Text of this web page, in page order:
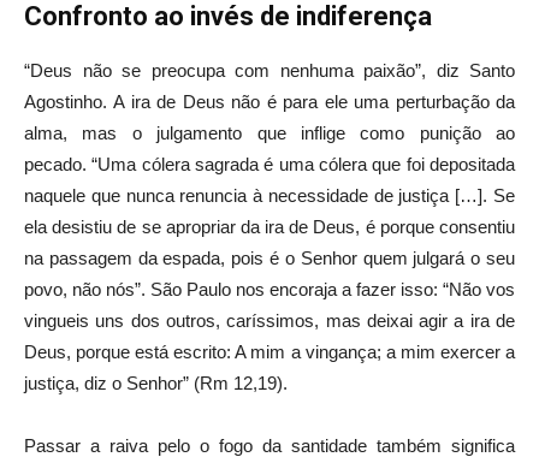
Confronto ao invés de indiferença
“Deus não se preocupa com nenhuma paixão”, diz Santo
Agostinho. A ira de Deus não é para ele uma perturbação da
alma, mas o julgamento que inflige como punição ao
pecado. “Uma cólera sagrada é uma cólera que foi depositada
naquele que nunca renuncia à necessidade de justiça […]. Se
ela desistiu de se apropriar da ira de Deus, é porque consentiu
na passagem da espada, pois é o Senhor quem julgará o seu
povo, não nós”. São Paulo nos encoraja a fazer isso: “Não vos
vingueis uns dos outros, caríssimos, mas deixai agir a ira de
Deus, porque está escrito: A mim a vingança; a mim exercer a
justiça, diz o Senhor” (Rm 12,19).
Passar a raiva pelo o fogo da santidade também significa